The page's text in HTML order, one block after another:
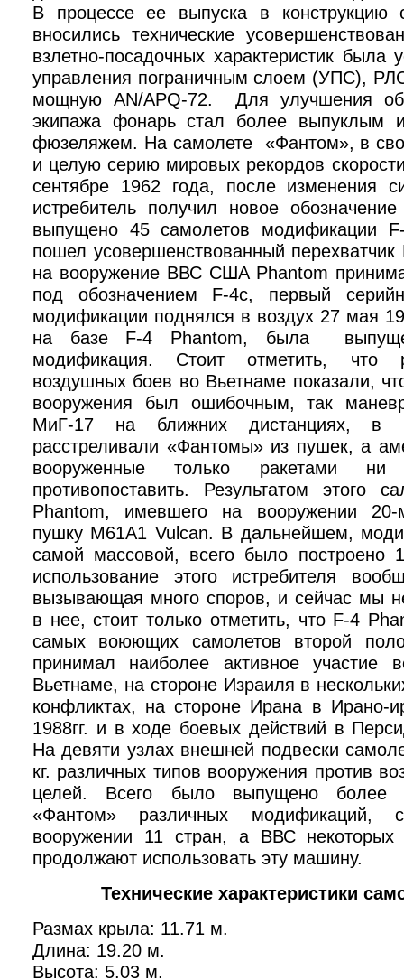
В процессе ее выпуска в конструкцию
вносились технические
взлетно-посадочных характеристик была
управления пограничным слоем (УПС),
мощную AN/APQ-72. Для улучшения
экипажа фонарь стал более выпуклым
фюзеляжем. На самолете «Фантом», в
и целую серию мировых рекордов
сентябре 1962 года, после изменения
истребитель получил новое
выпущено 45 самолетов модификации
пошел усовершенствованный
на вооружение ВВС США Phantom
под обозначением F-4c, первый
модификации поднялся в воздух 27 мая
на базе F-4 Phantom, была
модификация. Стоит отметить, что
воздушных боев во Вьетнаме показали,
вооружения был ошибочным, так
МиГ-17 на ближних дистанциях, в
расстреливали «Фантомы» из пушек, а
вооруженные только ракетами
противопоставить. Результатом этого
Phantom, имевшего на вооружении 20-
пушку М61А1 Vulcan. В дальнейшем,
самой массовой, всего было построено
использование этого истребителя
вызывающая много споров, и сейчас мы
в нее, стоит только отметить, что F-4
самых воюющих самолетов второй
принимал наиболее активное
Вьетнаме, на стороне Израиля в
конфликтах, на стороне Ирана в Ирано-
1988гг. и в ходе боевых действий в
На девяти узлах внешней подвески
кг. различных типов вооружения против
целей. Всего было выпущено более
«Фантом» различных модификаций,
вооружении 11 стран, а ВВС
продолжают использовать эту машину.
Технические характеристики
Размах крыла: 11.71 м.
Длина: 19.20 м.
Высота: 5.03 м.